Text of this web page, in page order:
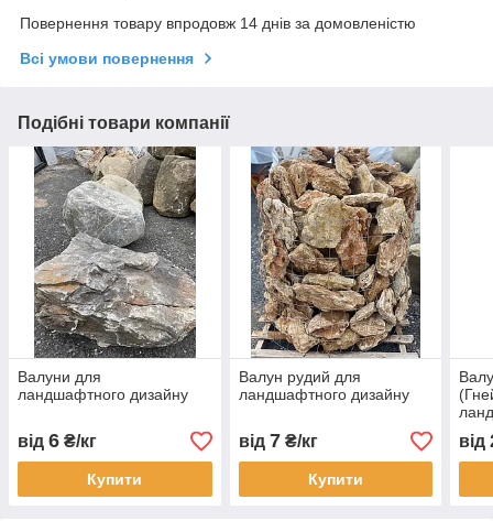
Повернення товару впродовж 14 днів за домовленістю
Всі умови повернення
Подібні товари компанії
Валуни для
ландшафтного дизайну
від 6 ₴/кг
Купити
Валун рудий для
ландшафтного дизайну
від 7₴/кг
Купити
від